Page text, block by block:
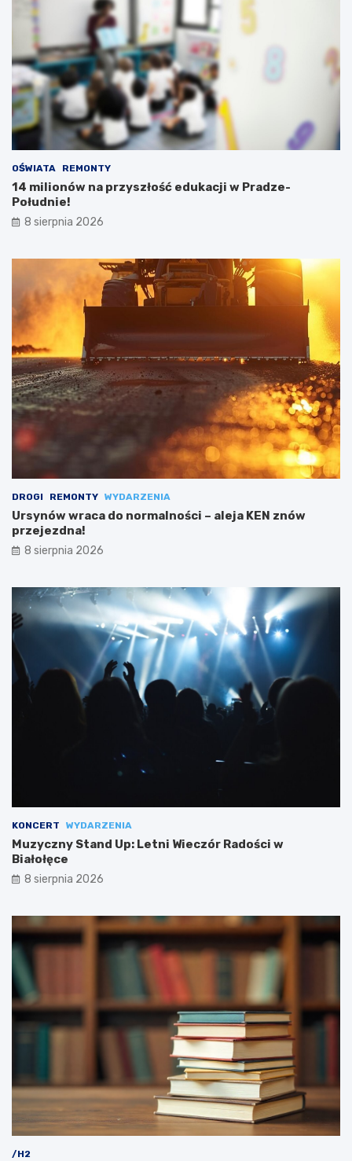
OŚWIATA REMONTY
14 milionów na przyszłość edukacji w Pradze-
Południe!
8 sierpnia 2026
DROGI REMONTY WYDARZENIA
Ursynów wraca do normalności – aleja KEN znów
przejezdna!
8 sierpnia 2026
KONCERT WYDARZENIA
Muzyczny Stand Up: Letni Wieczór Radości w
Białołęce
8 sierpnia 2026
/H2